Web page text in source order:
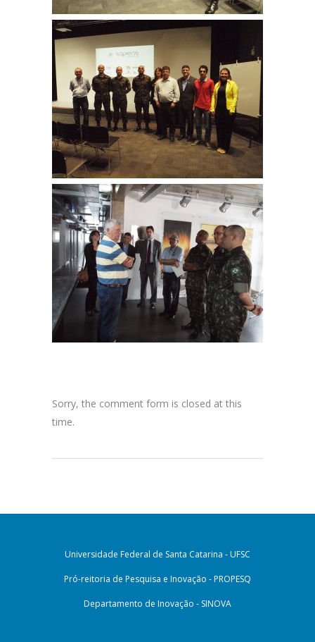
Sorry, the comment form is closed at this
time.
Universidade Federal de Santa Catarina - UFSC
Pró-reitoria de Pesquisa e Inovação - PROPESQ
Departamento de Inovação - SINOVA